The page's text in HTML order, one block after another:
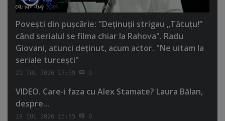
Poveşti din puşcărie: "Deţinuţii strigau „Tătuţu!”
când serialul se filma chiar la Rahova". Radu
Giovani, atunci deţinut, acum actor. "Ne uitam la
seriale turceşti"
21 IUL 2026 17:59 0
VIDEO. Care-i faza cu Alex Stamate? Laura Bălan,
despre...
18 IUL 2026 15:55 0